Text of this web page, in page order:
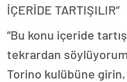
İÇERİDE TARTIŞILIR”
“Bu konu içeride
tekrardan
Torino kulübüne